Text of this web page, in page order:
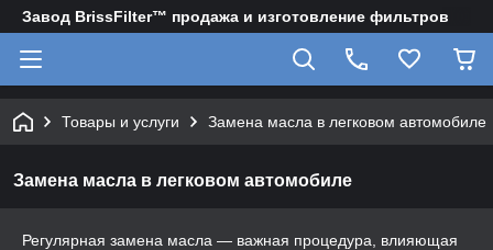
Завод BrissFilter™ продажа и изготовление фильтров
Товары и услуги Замена масла в легковом автомобиле
Замена масла в легковом автомобиле
Регулярная замена масла — важная процедура, влияющая